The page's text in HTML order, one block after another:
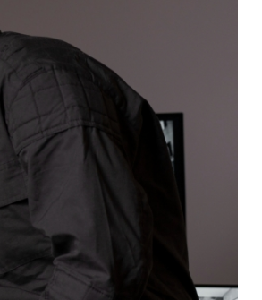
Pałac Opatek
Cytadela Twierdzy Grudziądz
Most im. Bronisława
Malinowskiego
Po Prostu Park w Turznicach